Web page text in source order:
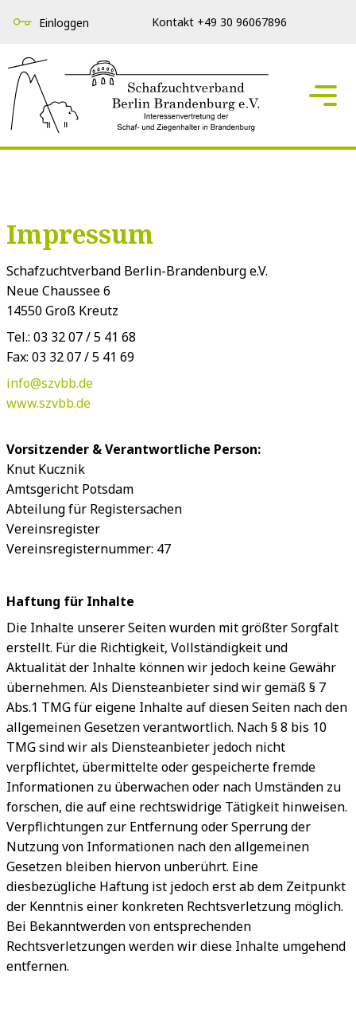
Einloggen Kontakt +49 30 96067896
Impressum
Schafzuchtverband Berlin-Brandenburg e.V.
Neue Chaussee 6
14550 Groß Kreutz
Tel.: 03 32 07 / 5 41 68
Fax: 03 32 07 / 5 41 69
info@szvbb.de
www.szvbb.de
Vorsitzender & Verantwortliche Person:
Knut Kucznik
Amtsgericht Potsdam
Abteilung für Registersachen
Vereinsregister
Vereinsregisternummer: 47
Haftung für Inhalte
Die Inhalte unserer Seiten wurden mit größter Sorgfalt
erstellt. Für die Richtigkeit, Vollständigkeit und
Aktualität der Inhalte können wir jedoch keine Gewähr
übernehmen. Als Diensteanbieter sind wir gemäß § 7
Abs.1 TMG für eigene Inhalte auf diesen Seiten nach den
allgemeinen Gesetzen verantwortlich. Nach § 8 bis 10
TMG sind wir als Diensteanbieter jedoch nicht
verpflichtet, übermittelte oder gespeicherte fremde
Informationen zu überwachen oder nach Umständen zu
forschen, die auf eine rechtswidrige Tätigkeit hinweisen.
Verpflichtungen zur Entfernung oder Sperrung der
Nutzung von Informationen nach den allgemeinen
Gesetzen bleiben hiervon unberührt. Eine
diesbezügliche Haftung ist jedoch erst ab dem Zeitpunkt
der Kenntnis einer konkreten Rechtsverletzung möglich.
Bei Bekanntwerden von entsprechenden
Rechtsverletzungen werden wir diese Inhalte umgehend
entfernen.